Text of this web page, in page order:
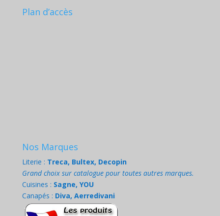
Plan d’accès
Nos Marques
Literie : Treca, Bultex, Decopin
Grand choix sur catalogue pour toutes autres marques.
Cuisines : Sagne, YOU
Canapés : Diva, Aerredivani